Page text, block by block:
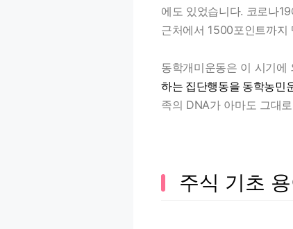
에도 있었습니다. 코로나
근처에서 1500포인트까지
동학개미운동은 이 시기
하는 집단행동을 동학농민
족의 DNA가 아마도 그대
주식 기초